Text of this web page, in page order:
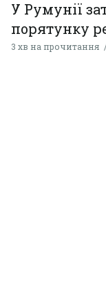
У Румунії
порятунку
3 хв на прочитання